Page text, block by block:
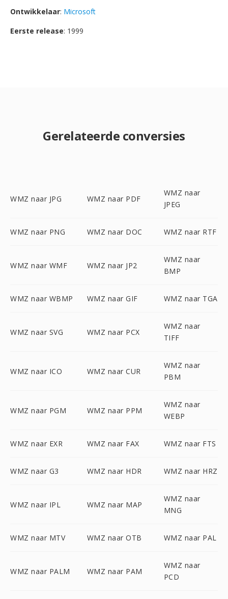
Ontwikkelaar: Microsoft
Eerste release: 1999
Gerelateerde conversies
WMZ naar JPG WMZ naar PDF
WMZ naar
JPEG
WMZ naar PNG WMZ naar DOC WMZ naar RTF
WMZ naar WMF WMZ naar JP2
WMZ naar
BMP
WMZ naar WBMP WMZ naar GIF WMZ naar TGA
WMZ naar SVG WMZ naar PCX
WMZ naar
TIFF
WMZ naar ICO WMZ naar CUR
WMZ naar
PBM
WMZ naar PGM WMZ naar PPM
WMZ naar
WEBP
WMZ naar EXR WMZ naar FAX WMZ naar FTS
WMZ naar G3 WMZ naar HDR WMZ naar HRZ
WMZ naar IPL WMZ naar MAP
WMZ naar
MNG
WMZ naar MTV WMZ naar OTB WMZ naar PAL
WMZ naar PALM WMZ naar PAM
WMZ naar
PCD